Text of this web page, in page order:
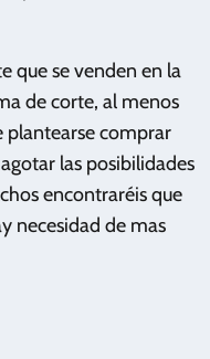
que se venden en la
de corte, al menos
plantearse comprar
las posibilidades
encontraréis que
necesidad de mas